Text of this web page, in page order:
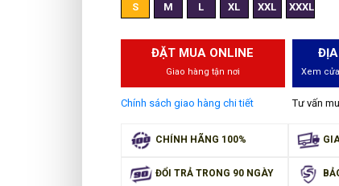
S
M L XL XXL XXXL
ĐẶT MUA ONLINE
Giao hàng tận nơi
Chính sách giao hàng chi tiết
Xem
Tư vấn
CHÍNH HÃNG 100%
ĐỔI TRẢ TRONG 90 NGÀY